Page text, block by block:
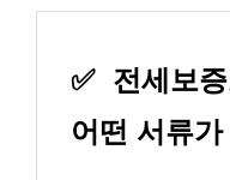
✅ 전세보
어떤 서류